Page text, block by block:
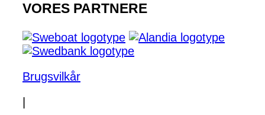
VORES PARTNERE
Brugsvilkår